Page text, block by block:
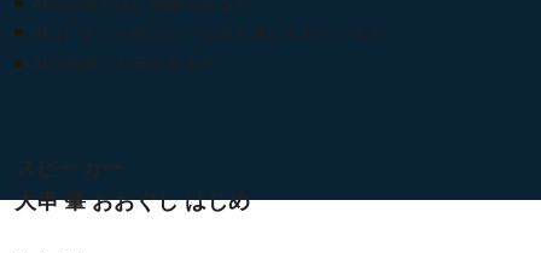
AIの活用方法に興味のある方
AIはいまいち使えないなあと感じられている方
AIの活用に不安のある方
スピーカー
大串 肇 おおぐし はじめ